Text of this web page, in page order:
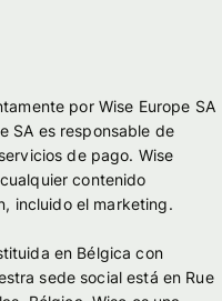
por Wise Europe SA
SA es responsable de
de pago. Wise
contenido
incluido el marketing.
en Bélgica con
sede social está en Rue